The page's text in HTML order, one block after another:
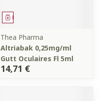
Médicament
Thea Pharma
Altriabak 0,25mg/ml
Gutt Oculaires Fl 5ml
14,71 €